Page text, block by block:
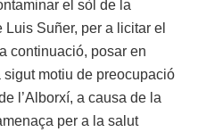
el sòl de la
Suñer, per a licitar el
continuació, posar en
motiu de preocupació
l’Alborxí, a causa de la
per a la salut